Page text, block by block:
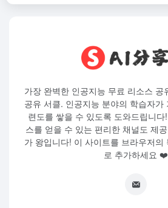
가장 완벽한 인공지능 무료 리소스 공
공유 서클. 인공지능 분야의 학습자가
련도를 쌓을 수 있도록 도와드립니
스를 얻을 수 있는 편리한 채널도 제
가 왕입니다! 이 사이트를 브라우저의
로 추가하세요 ❤️